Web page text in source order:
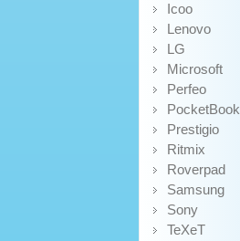
Icoo
Lenovo
LG
Microsoft
Perfeo
PocketBook
Prestigio
Ritmix
Roverpad
Samsung
Sony
TeXeT